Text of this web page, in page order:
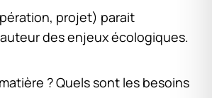
projet) parait
des enjeux écologiques.
? Quels sont les besoins